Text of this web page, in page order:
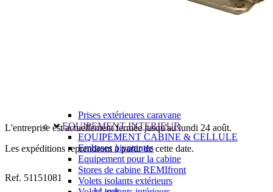
Prises extérieures caravane
EQUIPEMENT INTERIEUR
EQUIPEMENT CABINE & CELLULE
Embases pivotantes
Equipement pour la cabine
Stores de cabine REMIfront
Volets isolants extérieurs
L'entreprise est actuellement fermée jusqu'au lundi 24 août.
Les expéditions reprendront à partir de cette date.
Ref. 51151081